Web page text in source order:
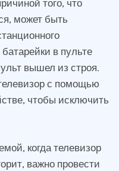
того, что
может быть
в пульте
вышел из строя.
с помощью
чтобы исключить
когда телевизор
важно провести